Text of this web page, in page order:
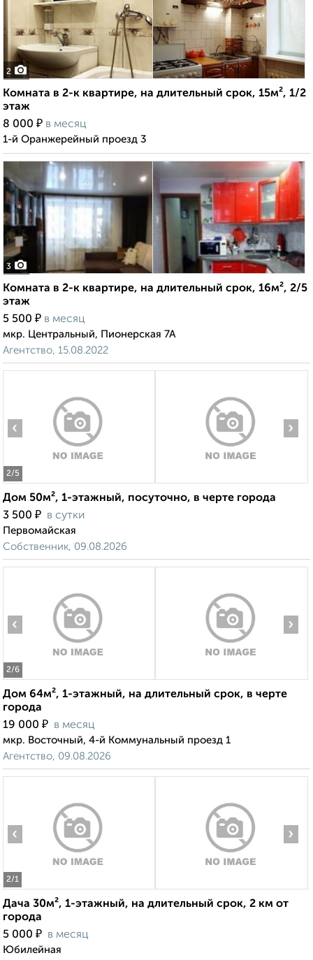
2
Комната в 2-к квартире, на длительный срок, 15м², 1/2
этаж
8 000 ₽ в месяц
1-й Оранжерейный проезд 3
3
Комната в 2-к квартире, на длительный срок, 16м², 2/5
этаж
5 500 ₽ в месяц
мкр. Центральный, Пионерская 7А
Агентство, 15.08.2022
2/5
‹ ›
Дом 50м², 1-этажный, посуточно, в черте города
3 500 ₽ в сутки
Первомайская
Собственник, 09.08.2026
2/6
‹ ›
Дом 64м², 1-этажный, на длительный срок, в черте
города
19 000 ₽ в месяц
мкр. Восточный, 4-й Коммунальный проезд 1
Агентство, 09.08.2026
2/1
‹ ›
Дача 30м², 1-этажный, на длительный срок, 2 км от
города
5 000 ₽ в месяц
Юбилейная